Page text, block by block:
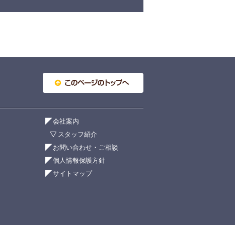
会社案内
スタッフ紹介
お問い合わせ・ご相談
個人情報保護方針
サイトマップ